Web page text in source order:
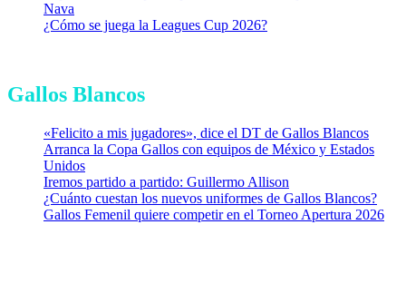
Nava
¿Cómo se juega la Leagues Cup 2026?
Gallos Blancos
«Felicito a mis jugadores», dice el DT de Gallos Blancos
Arranca la Copa Gallos con equipos de México y Estados
Unidos
Iremos partido a partido: Guillermo Allison
¿Cuánto cuestan los nuevos uniformes de Gallos Blancos?
Gallos Femenil quiere competir en el Torneo Apertura 2026